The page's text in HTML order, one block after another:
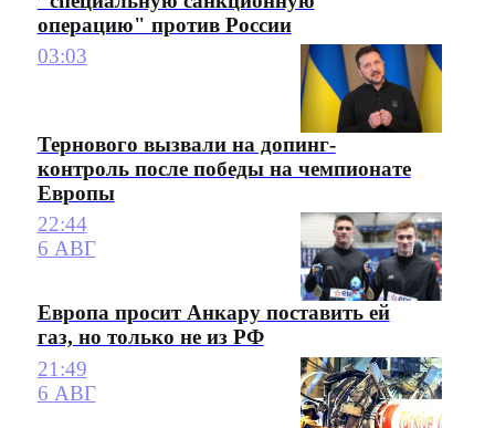
операцию" против России
03:03
Тернового вызвали на допинг-
контроль после победы на чемпионате
Европы
22:44
6 АВГ
Европа просит Анкару поставить ей
газ, но только не из РФ
21:49
6 АВГ